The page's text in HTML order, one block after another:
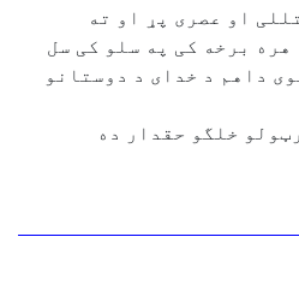
او عصری پړ او ته
هره برخه کی په سلو کی سل
داهم د خدای د دوستانو
خلگو حقدار ده